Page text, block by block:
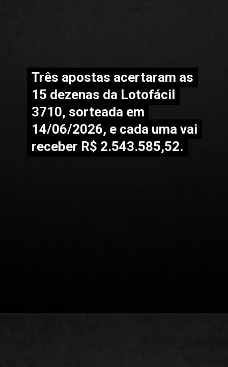
Três apostas acertaram as
15 dezenas da Lotofácil
3710, sorteada em
14/06/2026, e cada uma vai
receber R$ 2.543.585,52.
Três apostas acertaram as
15 dezenas da Lotofácil
3710, sorteada em
14/06/2026, e cada uma vai
receber R$ 2.543.585,52.